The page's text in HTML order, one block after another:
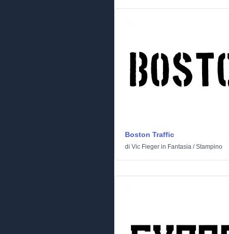
Boston Traffic
di Vic Fieger in Fantasia /Stampino